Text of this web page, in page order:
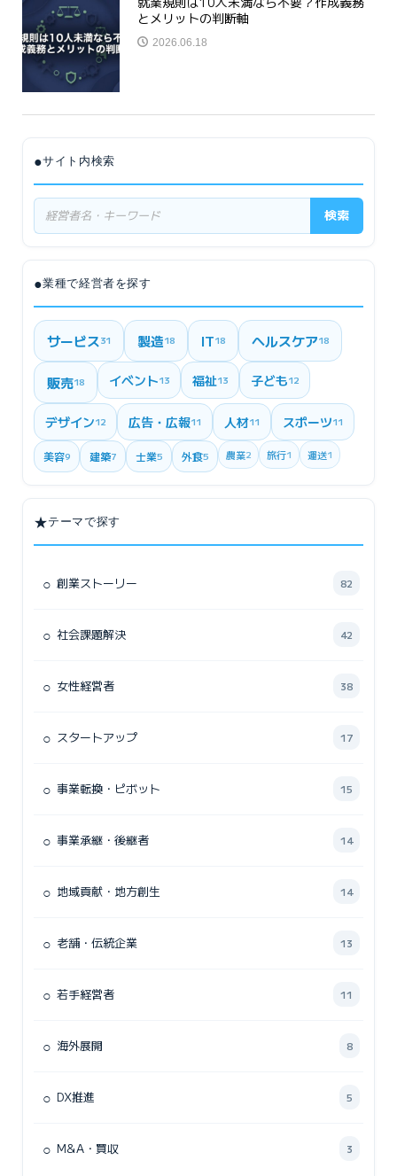
とメリットの判断軸
2026.06.18
●サイト内検索
検索
●業種で経営者を探す
サービス31 製造18 IT18 ヘルスケア18
販売18 イベント13 福祉13 子ども12
デザイン12 広告・広報11 人材11 スポーツ11
美容9 建築7 士業5 外食5 農業2 旅行1 運送1
★テーマで探す
○ 創業ストーリー 82
○ 社会課題解決 42
○ 女性経営者 38
○ スタートアップ 17
○ 事業転換・ピボット 15
○ 事業承継・後継者 14
○ 地域貢献・地方創生 14
○ 老舗・伝統企業 13
○ 若手経営者 11
○ 海外展開 8
○ DX推進 5
○ M&A・買収 3